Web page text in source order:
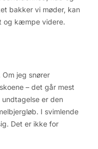
bakker vi møder, kan
og kæmpe videre.
jeg snører
– det går mest
er den
I svimlende
Det er ikke for